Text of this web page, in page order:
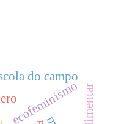
ecofeminismo
do campo